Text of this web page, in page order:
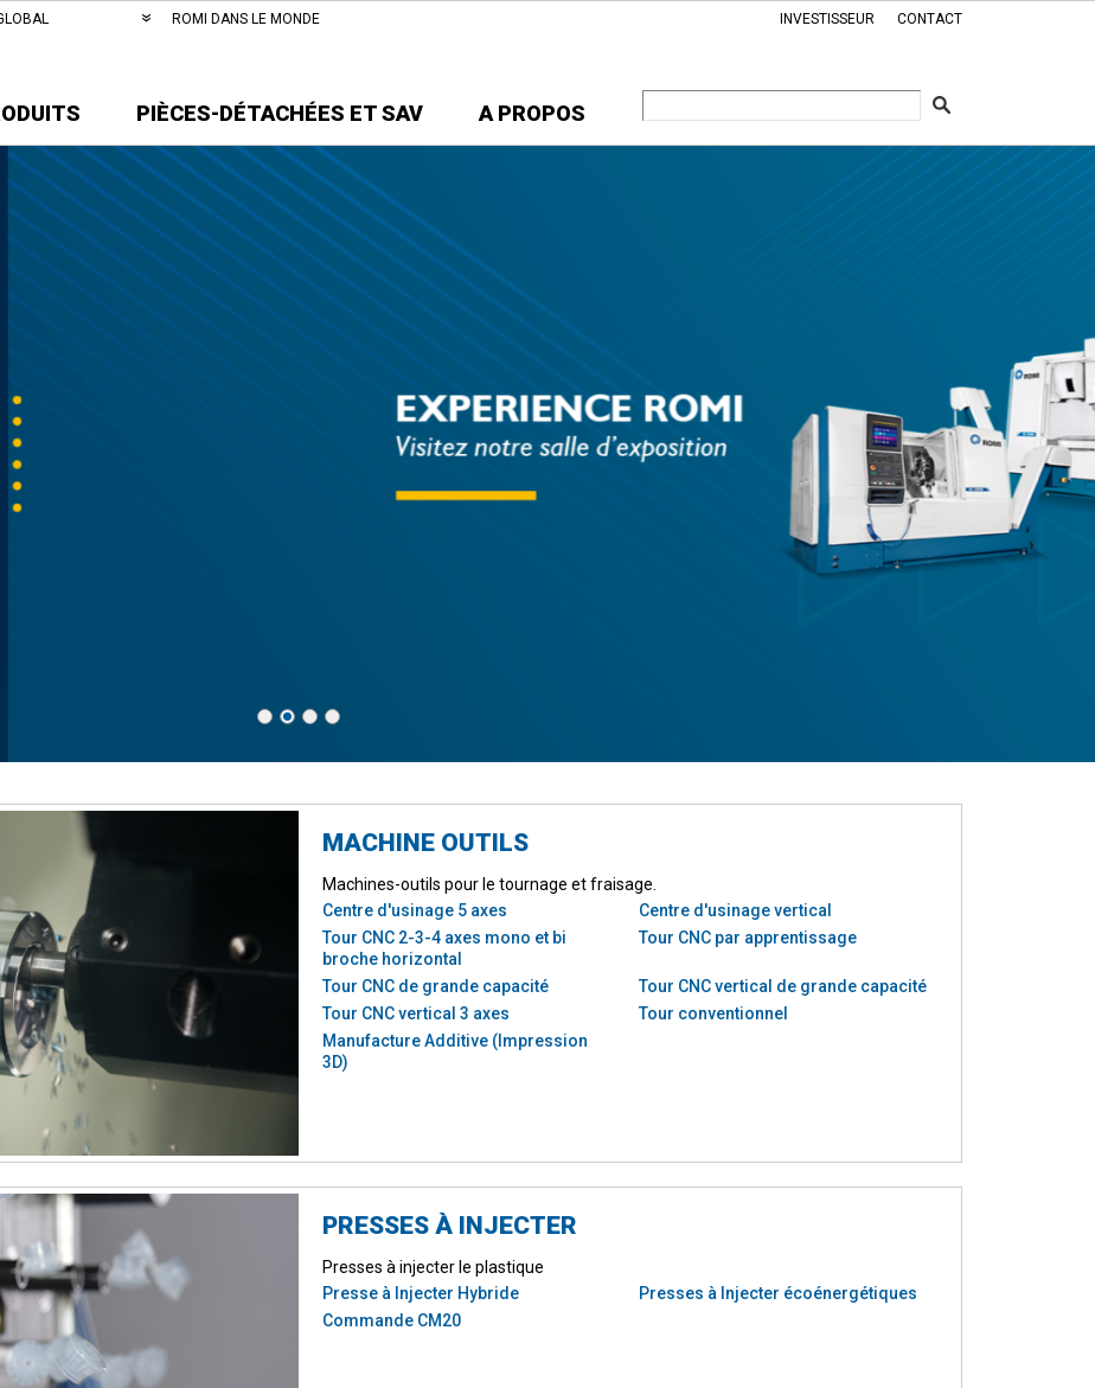
ROMI DANS LE MONDE INVESTISSEUR CONTACT
PIÈCES-DÉTACHÉES ET SAV A PROPOS
MACHINE OUTILS
Machines-outils pour le tournage et fraisage.
Centre d'usinage 5 axes
Centre d'usinage vertical
Tour CNC 2-3-4 axes mono et bi
broche horizontal
Tour CNC par apprentissage
Tour CNC de grande capacité
Tour CNC vertical de grande capacité
Tour CNC vertical 3 axes
Tour conventionnel
Manufacture Additive (Impression
3D)
PRESSES À INJECTER
Presses à injecter le plastique
Presse à Injecter Hybride
Presses à Injecter écoénergétiques
Commande CM20